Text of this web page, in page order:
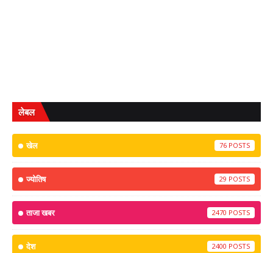
लेबल
खेल 76
ज्योतिष 29
ताजा खबर 2470
देश 2400